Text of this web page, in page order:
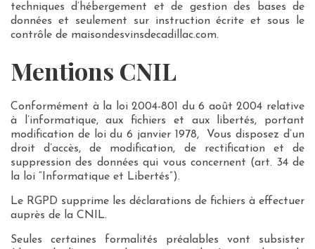
techniques d’hébergement et de gestion des bases de
données et seulement sur instruction écrite et sous le
contrôle de maisondesvinsdecadillac.com.
Mentions CNIL
Conformément à la loi 2004-801 du 6 août 2004 relative
à l’informatique, aux fichiers et aux libertés, portant
modification de loi du 6 janvier 1978, Vous disposez d’un
droit d’accès, de modification, de rectification et de
suppression des données qui vous concernent (art. 34 de
la loi “Informatique et Libertés”).
Le RGPD supprime les déclarations de fichiers à effectuer
auprès de la CNIL.
Seules certaines formalités préalables vont subsister